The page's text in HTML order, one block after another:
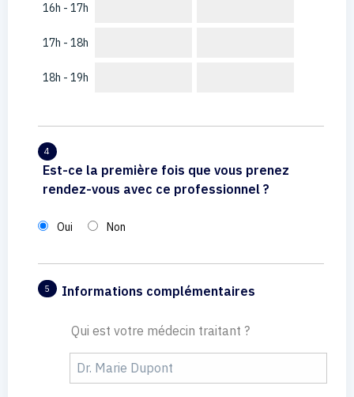
16h - 17h
17h - 18h
18h - 19h
4
Est-ce la première fois que vous prenez
rendez-vous avec ce professionnel ?
Oui Non
5 Informations complémentaires
Qui est votre médecin traitant ?